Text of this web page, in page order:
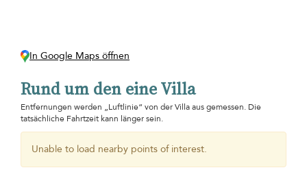
In Google Maps öffnen
Rund um den eine Villa
Entfernungen werden „Luftlinie“ von der Villa aus gemessen. Die
tatsächliche Fahrtzeit kann länger sein.
Unable to load nearby points of interest.